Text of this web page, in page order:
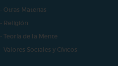
- Otras Materias
- Religión
- Teoría de la Mente
- Valores Sociales y Cívicos